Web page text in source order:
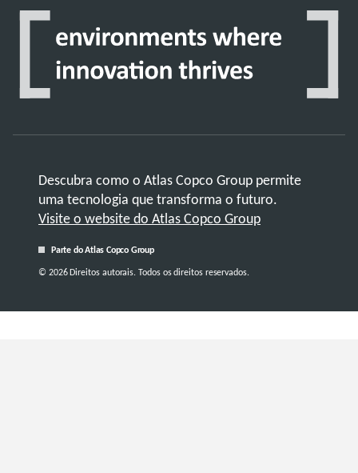
Descubra como o Atlas Copco Group permite
uma tecnologia que transforma o futuro.
Visite o website do Atlas Copco Group
Parte do Atlas Copco Group
© 2026 Direitos autorais. Todos os direitos reservados.